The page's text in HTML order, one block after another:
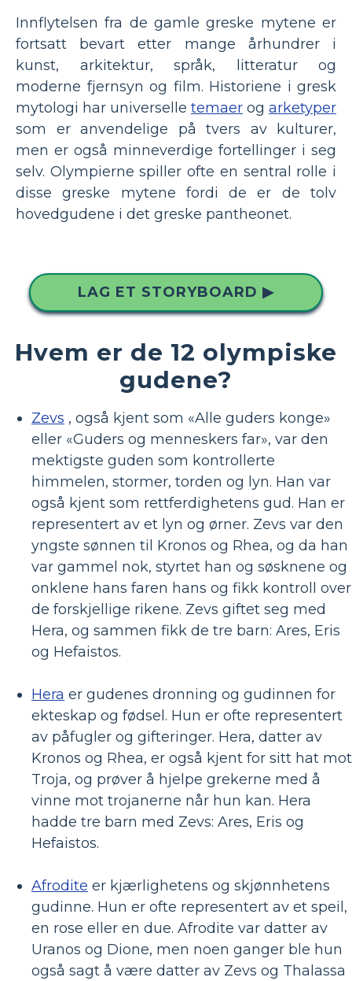
Innflytelsen fra de gamle greske mytene er
fortsatt bevart etter mange århundrer i
kunst, arkitektur, språk, litteratur og
moderne fjernsyn og film. Historiene i gresk
mytologi har universelle temaer og arketyper
som er anvendelige på tvers av kulturer,
men er også minneverdige fortellinger i seg
selv. Olympierne spiller ofte en sentral rolle i
disse greske mytene fordi de er de tolv
hovedgudene i det greske pantheonet.
LAG ET STORYBOARD ▶
Hvem er de 12 olympiske
gudene?
Zevs , også kjent som «Alle guders konge»
eller «Guders og menneskers far», var den
mektigste guden som kontrollerte
himmelen, stormer, torden og lyn. Han var
også kjent som rettferdighetens gud. Han er
representert av et lyn og ørner. Zevs var den
yngste sønnen til Kronos og Rhea, og da han
var gammel nok, styrtet han og søsknene og
onklene hans faren hans og fikk kontroll over
de forskjellige rikene. Zevs giftet seg med
Hera, og sammen fikk de tre barn: Ares, Eris
og Hefaistos.
Hera er gudenes dronning og gudinnen for
ekteskap og fødsel. Hun er ofte representert
av påfugler og gifteringer. Hera, datter av
Kronos og Rhea, er også kjent for sitt hat mot
Troja, og prøver å hjelpe grekerne med å
vinne mot trojanerne når hun kan. Hera
hadde tre barn med Zevs: Ares, Eris og
Hefaistos.
Afrodite er kjærlighetens og skjønnhetens
gudinne. Hun er ofte representert av et speil,
en rose eller en due. Afrodite var datter av
Uranos og Dione, men noen ganger ble hun
også sagt å være datter av Zevs og Thalassa